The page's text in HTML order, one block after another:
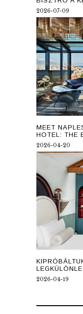
2026-07-09
MEET
HOTEL: THE
2026-04-20
2026-04-19